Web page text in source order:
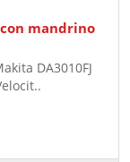
mandrino
DA3010FJ